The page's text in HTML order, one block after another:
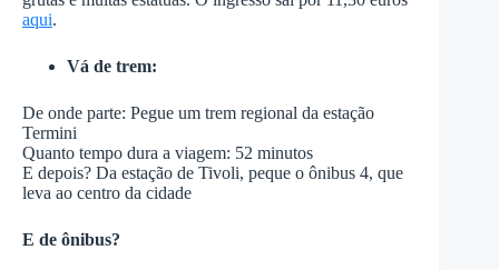
aqui.
Vá de trem:
De onde parte: Pegue um trem regional da estação
Termini
Quanto tempo dura a viagem: 52 minutos
E depois? Da estação de Tivoli, peque o ônibus 4, que
leva ao centro da cidade
E de ônibus?